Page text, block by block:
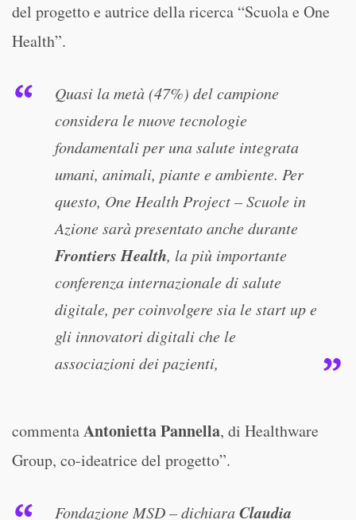
del progetto e autrice della ricerca “Scuola e One
Health”.
Quasi la metà (47%) del campione
considera le nuove tecnologie
fondamentali per una salute integrata
umani, animali, piante e ambiente. Per
questo, One Health Project – Scuole in
Azione sarà presentato anche durante
Frontiers Health, la più importante
conferenza internazionale di salute
digitale, per coinvolgere sia le start up e
gli innovatori digitali che le
associazioni dei pazienti,
commentaAntonietta Pannella, di Healthware
Group, co-ideatrice del progetto”.
Fondazione MSD – dichiaraClaudia